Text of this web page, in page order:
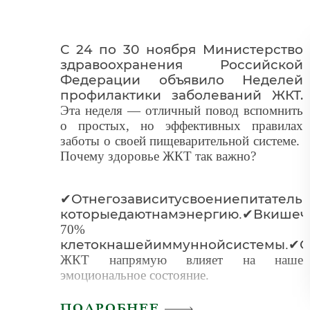
число новых заражений остается очень
высоким.
Единственный способ борьбы со СПИДом
– профилактика и поддержание своего
организма. Необходимо точно знать свой
ВИЧ-статус, чтобы, в случае выявления
вируса в организме, вовремя начать
лечение, не доводя до смертельных
последствий. Берегите себя!
С 24 по 30 ноября Министерство
здравоохранения Российской
Федерации объявило Неделей
профилактики заболеваний ЖКТ.
Эта неделя — отличный повод вспомнить
о простых, но эффективных правилах
заботы о своей пищеварительной системе.
Почему здоровье ЖКТ так важно?
✔Отнегозависитусвоение
которыедаютнамэнергию.✔В
70%
клетокнашейиммуннойсистемы.✔С
ЖКТ напрямую влияет на наше
эмоциональное состояние.
Главные правила здоровья желудка и